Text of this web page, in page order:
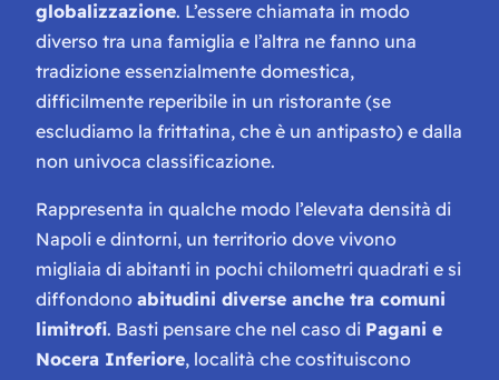
globalizzazione. L’essere chiamata in modo
diverso tra una famiglia e l’altra ne fanno una
tradizione essenzialmente domestica,
difficilmente reperibile in un ristorante (se
escludiamo la frittatina, che è un antipasto) e dalla
non univoca classificazione.
Rappresenta in qualche modo l’elevata densità di
Napoli e dintorni, un territorio dove vivono
migliaia di abitanti in pochi chilometri quadrati e si
diffondono abitudini diverse anche tra comuni
limitrofi. Basti pensare che nel caso di Pagani e
Nocera Inferiore, località che costituiscono